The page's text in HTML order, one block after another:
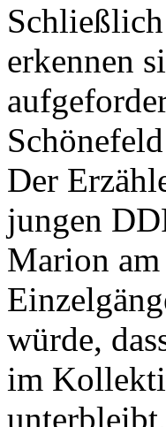
erkennen
Der
jungen
Marion
würde,
im